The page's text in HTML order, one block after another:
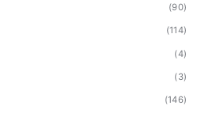
(90)
(114)
(4)
(3)
(146)